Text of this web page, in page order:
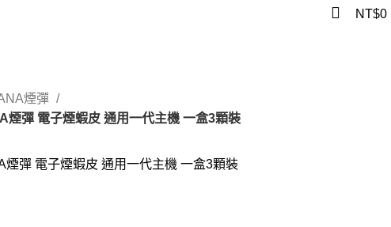
NT$0
煙彈
煙彈 電子煙蝦皮 通用一代主機 一盒3顆裝
煙彈 電子煙蝦皮 通用一代主機 一盒3顆裝